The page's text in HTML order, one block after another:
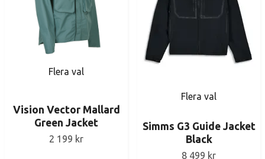
Flera val
Vision Vector Mallard
Green Jacket
2 199 kr
Flera val
Simms G3 Guide Jacket
Black
8 499 kr